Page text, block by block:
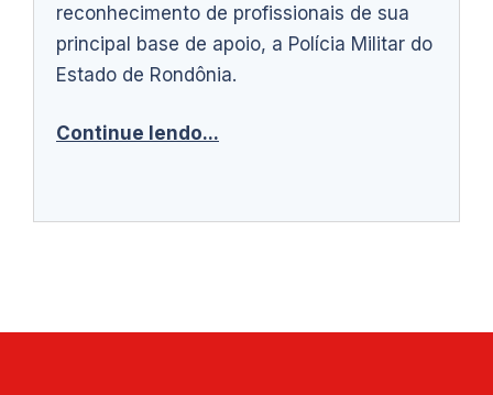
reconhecimento de profissionais de sua
principal base de apoio, a Polícia Militar do
Estado de Rondônia.
Continue lendo...